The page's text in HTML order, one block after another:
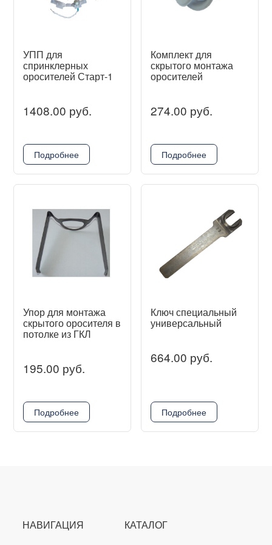
УПП для
спринклерных
оросителей Старт-1
1408.00 руб.
Подробнее
Комплект для
скрытого монтажа
оросителей
274.00 руб.
Подробнее
Упор для монтажа
скрытого оросителя в
потолке из ГКЛ
195.00 руб.
Подробнее
Ключ специальный
универсальный
664.00 руб.
Подробнее
НАВИГАЦИЯ
КАТАЛОГ